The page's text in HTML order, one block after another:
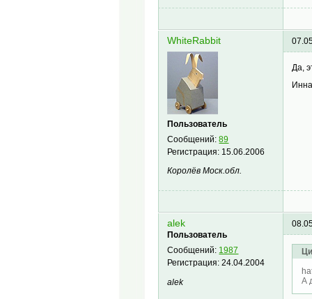
WhiteRabbit
Пользователь
Сообщений:89
Регистрация: 15.06.2006
Королёв Моск.обл.
Да,
alek
Пользователь
Сообщений: 1987
Регистрация:24.04.2004
alek
А